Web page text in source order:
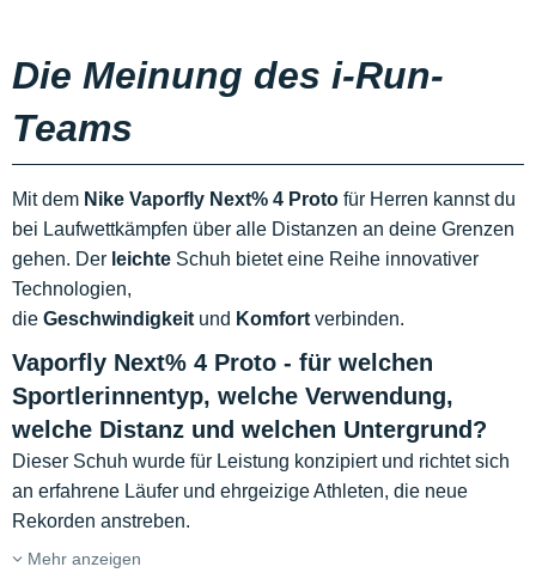
Die Meinung des i-Run-
Teams
Mit dem Nike Vaporfly Next% 4 Proto für Herren kannst du
bei Laufwettkämpfen über alle Distanzen an deine Grenzen
gehen. Der leichte Schuh bietet eine Reihe innovativer
Technologien,
die Geschwindigkeit und Komfort verbinden.
Vaporfly Next% 4 Proto - für welchen
Sportlerinnentyp, welche Verwendung,
welche Distanz und welchen Untergrund?
Dieser Schuh wurde für Leistung konzipiert und richtet sich
an erfahrene Läufer und ehrgeizige Athleten, die neue
Rekorden anstreben.
Mehr anzeigen